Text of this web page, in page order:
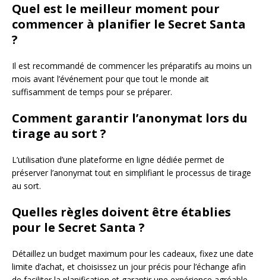
Quel est le meilleur moment pour
commencer à planifier le Secret Santa
?
Il est recommandé de commencer les préparatifs au moins un
mois avant l’événement pour que tout le monde ait
suffisamment de temps pour se préparer.
Comment garantir l’anonymat lors du
tirage au sort ?
L’utilisation d’une plateforme en ligne dédiée permet de
préserver l’anonymat tout en simplifiant le processus de tirage
au sort.
Quelles règles doivent être établies
pour le Secret Santa ?
Détaillez un budget maximum pour les cadeaux, fixez une date
limite d’achat, et choisissez un jour précis pour l’échange afin